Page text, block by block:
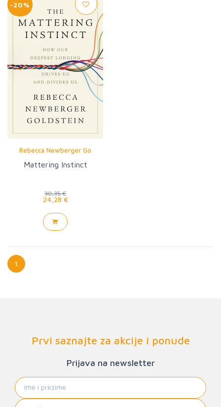
-20%
Rebecca Newberger Go
Mattering Instinct
30,35 €
24,28 €
1
Prvi saznajte za akcije i ponude
Prijava na newsletter